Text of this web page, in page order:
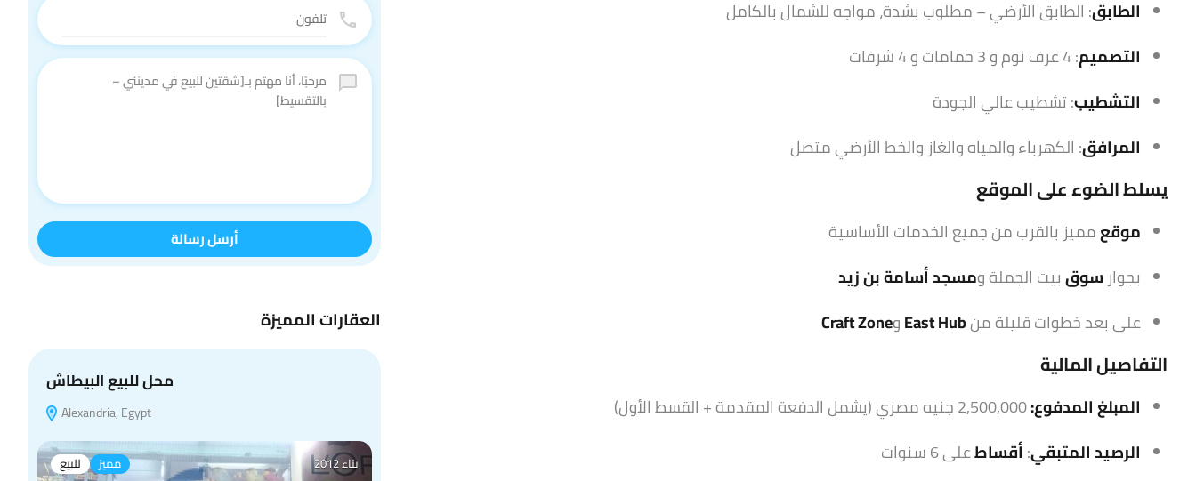
الطابق: الطابق الأرضي – مطلوب بشدة، مواجه للشمال بالكامل
التصميم: 4 غرف نوم و 3 حمامات و 4 شرفات
التشطيب: تشطيب عالي الجودة
المرافق: الكهرباء والمياه والغاز والخط الأرضي متصل
يسلط الضوء على الموقع
موقعمميز بالقرب من جميع الخدمات الأساسية
بجوار سوقبيت الجملة ومسجد أسامة بن زيد
على بعد خطوات قليلة منEast HubوCraft Zone
التفاصيل المالية
المبلغ المدفوع:
الرصيد المتبقي:أقساطعلى 6 سنوات
أرسل رسالة
العقارات المميزة
محل للبيع البيطاش
Alexandria, Egypt
للبيع مميز بناء 2012
قسم أول 6 أكتوبر، حدائق أكتوبر، محافظة الجيزة 3284051